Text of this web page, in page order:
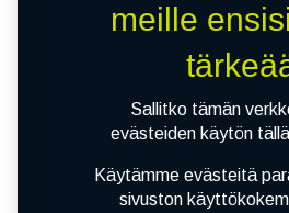
meille
Sallitko tämän
evästeiden käytön
Käytämme evästeitä
sivuston